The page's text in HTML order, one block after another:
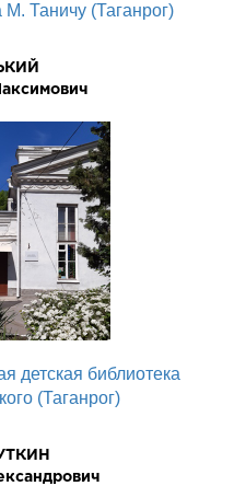
Таничу (Таганрог)
детская библиотека
(Таганрог)